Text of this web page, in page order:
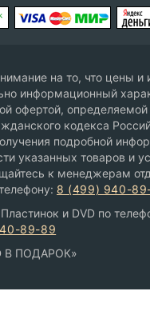
на то, что цены и
информационный
офертой,
кодекса
подробной
указанных товаров и
к менеджерам
8 (499) 940-
и DVD по
89-89
В ПОДАРОК»